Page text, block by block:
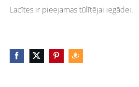
Lacītes ir pieejamas tūlītējai iegādei.